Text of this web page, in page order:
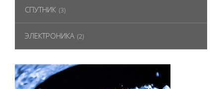
СПУТНИК (3)
ЭЛЕКТРОНИКА (2)